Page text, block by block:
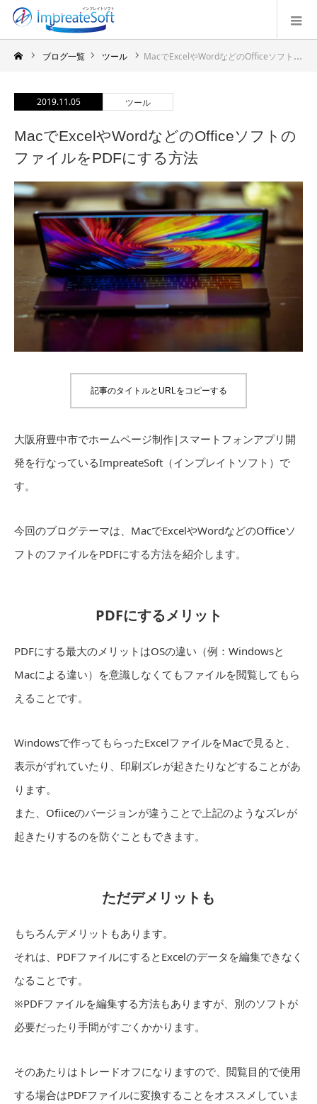
ブログ一覧 ツール MacでExcelやWordなどのOfficeソフトのファイルをPDFにする方法
2019.11.05 ツール
MacでExcelやWordなどのOfficeソフトの
ファイルをPDFにする方法
記事のタイトルとURLをコピーする
大阪府豊中市でホームページ制作|スマートフォンアプリ開
発を行なっているImpreateSoft（インプレイトソフト）で
す。
今回のブログテーマは、MacでExcelやWordなどのOfficeソ
フトのファイルをPDFにする方法を紹介します。
PDFにするメリット
PDFにする最大のメリットはOSの違い（例：Windowsと
Macによる違い）を意識しなくてもファイルを閲覧してもら
えることです。
Windowsで作ってもらったExcelファイルをMacで見ると、
表示がずれていたり、印刷ズレが起きたりなどすることがあ
ります。
また、Ofiiceのバージョンが違うことで上記のようなズレが
起きたりするのを防ぐこともできます。
ただデメリットも
もちろんデメリットもあります。
それは、PDFファイルにするとExcelのデータを編集できなく
なることです。
※PDFファイルを編集する方法もありますが、別のソフトが
必要だったり手間がすごくかかります。
そのあたりはトレードオフになりますので、閲覧目的で使用
する場合はPDFファイルに変換することをオススメしていま